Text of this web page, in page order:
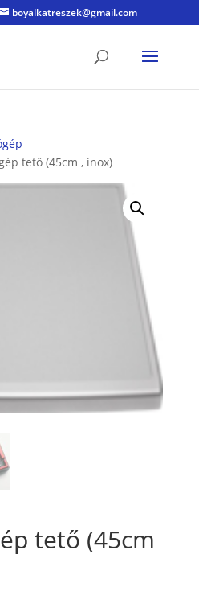
boyalkatreszek@gmail.com
tető (45cm , inox)
tető (45cm